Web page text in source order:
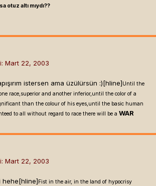
otuz altı mıydı??
Mart 22, 2003
istersen ama üzülürsün :)[hline]Until the
race,superior and another inferior,until the color of a
than the colour of his eyes,until the basic human
to all without regard to race there will be a WAR
Mart 22, 2003
hehe[hline] Fist in the air, in the land of hypocrisy